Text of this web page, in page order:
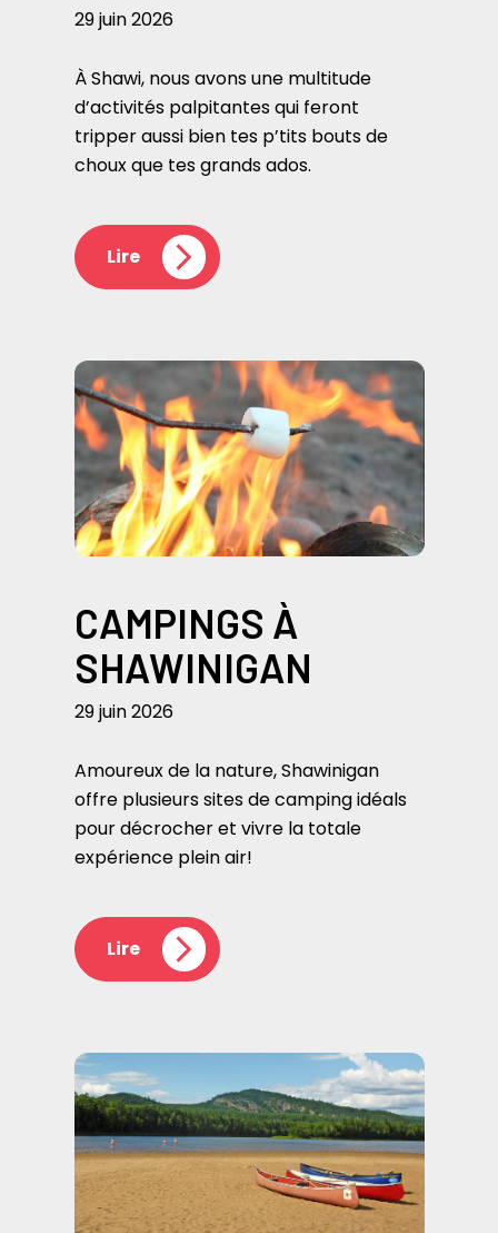
29 juin 2026
À Shawi, nous avons une multitude
d’activités palpitantes qui feront
tripper aussi bien tes p’tits bouts de
choux que tes grands ados.
Lire
CAMPINGS À
SHAWINIGAN
29 juin 2026
Amoureux de la nature, Shawinigan
offre plusieurs sites de camping idéals
pour décrocher et vivre la totale
expérience plein air!
Lire